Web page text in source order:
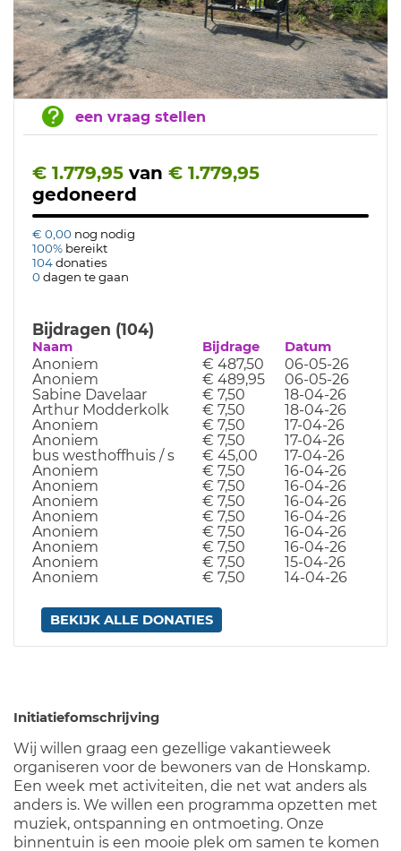
een vraag stellen
€ 1.779,95 van € 1.779,95
gedoneerd
€ 0,00 nog nodig
100% bereikt
104donaties
0dagen te gaan
Bijdragen (104)
Naam Bijdrage Datum
Anoniem € 487,50
06-05-26
Anoniem
€ 489,95
06-05-26
Sabine Davelaar
€ 7,50
18-04-26
Arthur Modderkolk
€ 7,50
18-04-26
Anoniem
€ 7,50
17-04-26
Anoniem
€ 7,50
17-04-26
bus westhoffhuis / s
€ 45,00
17-04-26
Anoniem
€ 7,50
16-04-26
Anoniem
€ 7,50
16-04-26
Anoniem
€ 7,50
16-04-26
Anoniem
€ 7,50
16-04-26
Anoniem
€ 7,50
16-04-26
Anoniem
€ 7,50
16-04-26
Anoniem
€ 7,50
15-04-26
Anoniem
€ 7,50 14-04-26
BEKIJK ALLE DONATIES
Initiatiefomschrijving
Wij willen graag een gezellige vakantieweek
organiseren voor de bewoners van de Honskamp.
Een week met activiteiten, die net wat anders als
anders is. We willen een programma opzetten met
muziek, ontspanning en ontmoeting. Onze
binnentuin is een mooie plek om samen te komen